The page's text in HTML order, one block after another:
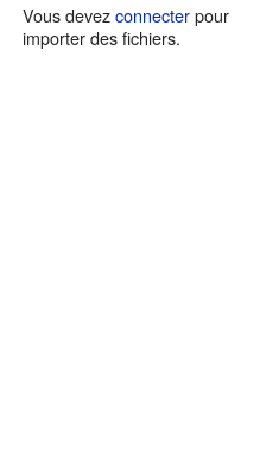
Vous devezconnecterpour
importer des fichiers.